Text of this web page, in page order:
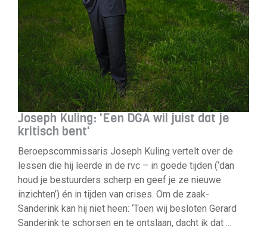
Joseph Kuling: 'Een DGA wil juist dat je
kritisch bent'
Beroepscommissaris Joseph Kuling vertelt over de
lessen die hij leerde in de rvc – in goede tijden (‘dan
houd je bestuurders scherp en geef je ze nieuwe
inzichten’) én in tijden van crises. Om de zaak-
Sanderink kan hij niet heen: ‘Toen wij besloten Gerard
Sanderink te schorsen en te ontslaan, dacht ik dat ...